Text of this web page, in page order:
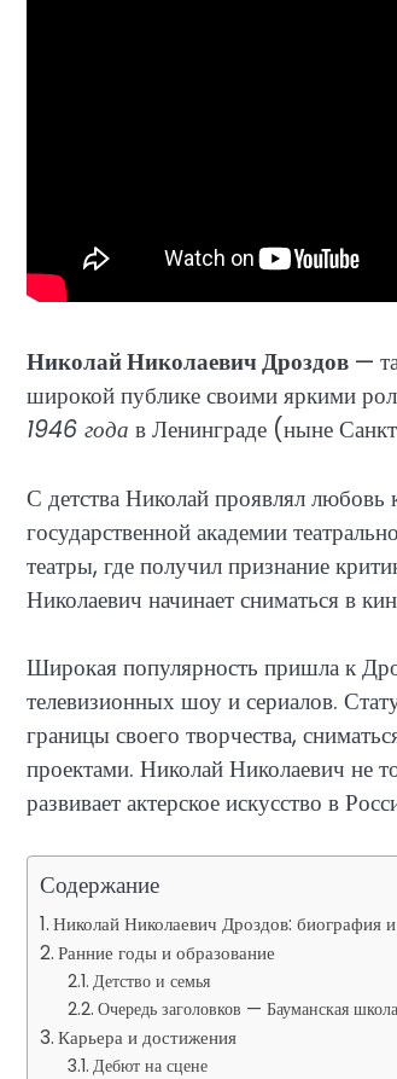
Николай Николаевич Дроздов —
широкой публике своими яркими
1946 года в Ленинграде (ныне
С детства Николай проявлял любовь
государственной академии
театры, где получил признание
Николаевич начинает сниматься в
Широкая популярность пришла к
телевизионных шоу и сериалов.
границы своего творчества,
проектами. Николай Николаевич не
развивает актерское искусство в
Содержание
Николай Николаевич Дроздов: биография
Ранние годы и образование
Детство и семья
Очередь заголовков — Бауманская
Карьера и достижения
Дебют на сцене